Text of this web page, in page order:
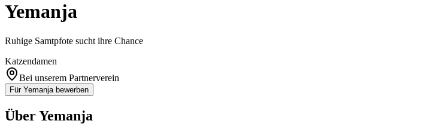
Yemanja
Ruhige Samtpfote sucht ihre Chance
Katzendamen
Bei unserem Partnerverein
Für Yemanja bewerben
ÜberYemanja